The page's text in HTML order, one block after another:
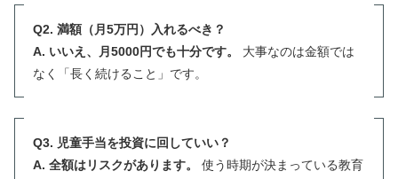
Q2. 満額（月5万円）入れるべき？
A. いいえ、月5000円でも十分です。
大事なのは金額では
なく「長く続けること」です。
Q3. 児童手当を投資に回していい？
A. 全額はリスクがあります。
使う時期が決まっている教育